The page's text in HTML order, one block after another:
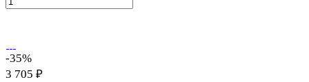
-35%
3 705 ₽